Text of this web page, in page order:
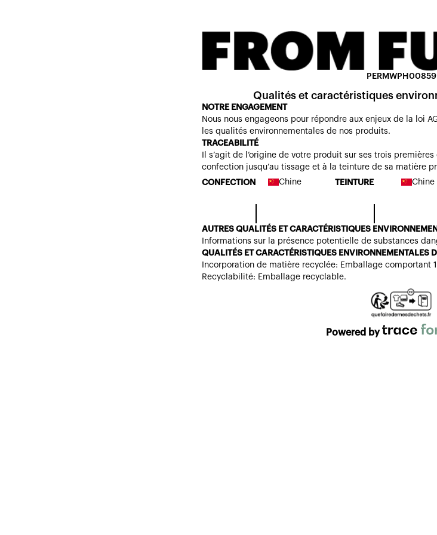
PERMWPH00859
Qualités et caractéristiques
NOTRE ENGAGEMENT
Nous nous engageons pour répondre aux enjeux de la loi
les qualités environnementales de nos produits.
TRACEABILITÉ
Il s’agit de l’origine de votre produit sur ses trois
confection jusqu’au tissage et à la teinture de sa matière
CONFECTION
Chine TEINTURE Chine
AUTRES QUALITÉS ET CARACTÉRISTIQUES
Informations sur la présence potentielle de substances
QUALITÉS ET CARACTÉRISTIQUES ENVIRONNEMENTALES
Incorporation de matière recyclée: Emballage comportant
Recyclabilité: Emballage recyclable.
Powered by